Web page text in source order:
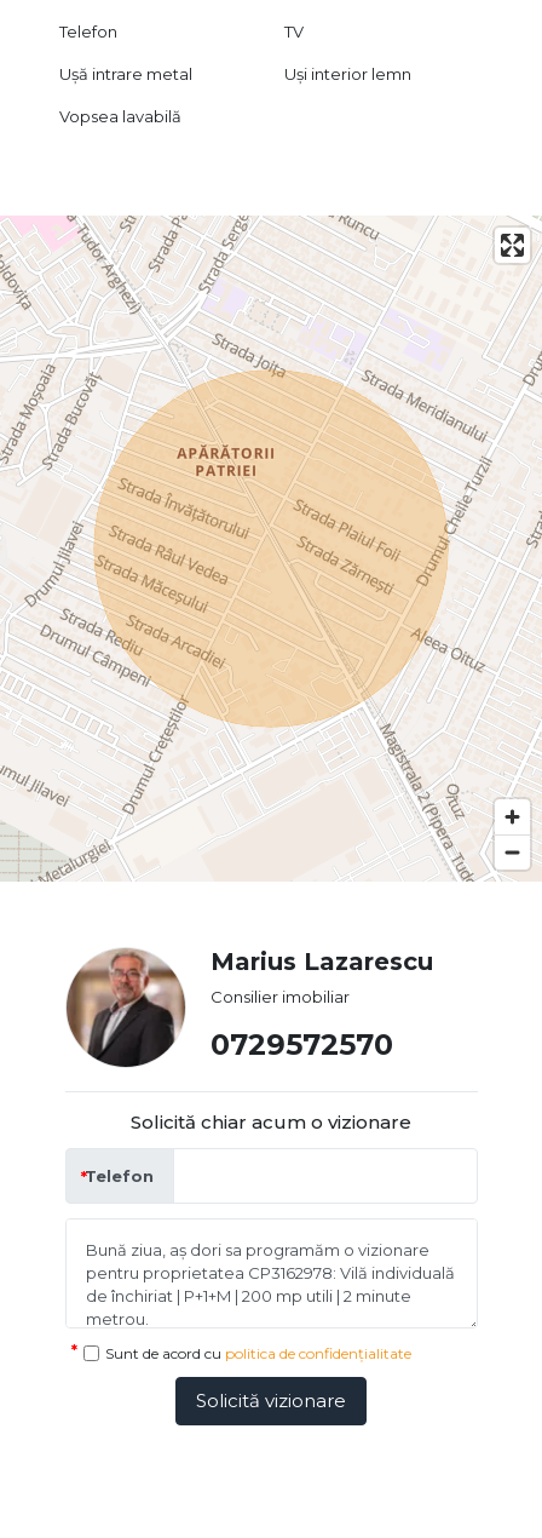
Telefon TV
Ușă intrare metal Uși interior lemn
Vopsea lavabilă
Marius Lazarescu
Consilier imobiliar
0729572570
Solicită chiar acum o vizionare
Telefon
Sunt de acord cu politica de confidențialitate
Solicită vizionare